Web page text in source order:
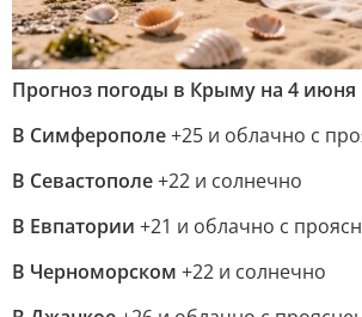
Прогноз погоды в Крыму на 4 июня
В Симферополе+25 и облачно с
В Севастополе+22 и солнечно
В Евпатории +21 и облачно с
В Черноморском +22 и солнечно